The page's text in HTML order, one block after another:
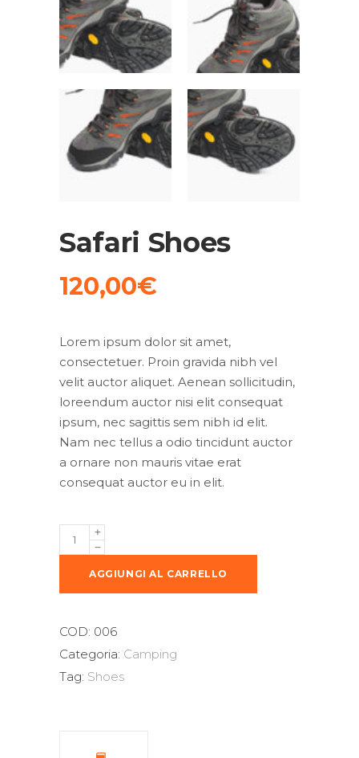
Safari Shoes
120,00€
Lorem ipsum dolor sit amet,
consectetuer. Proin gravida nibh vel
velit auctor aliquet. Aenean sollicitudin,
loreendum auctor nisi elit consequat
ipsum, nec sagittis sem nibh id elit.
Nam nec tellus a odio tincidunt auctor
a ornare non mauris vitae erat
consequat auctor eu in elit.
Safari
Shoes
quantityAGGIUNGI AL CARRELLO
COD: 006
Categoria: Camping
Tag: Shoes